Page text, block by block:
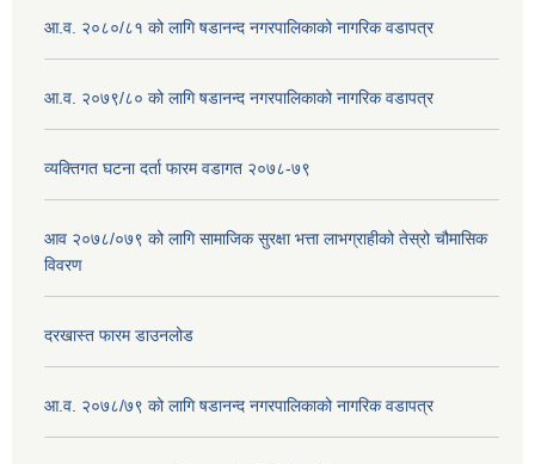
आ.व. २०८०/८१ को लागि षडानन्द नगरपालिकाको नागरिक वडापत्र
आ.व. २०७९/८० को लागि षडानन्द नगरपालिकाको नागरिक वडापत्र
व्यक्तिगत घटना दर्ता फारम वडागत २०७८-७९
आव २०७८/०७९ को लागि सामाजिक सुरक्षा भत्ता लाभग्राहीको तेस्रो चौमासिक
विवरण
दरखास्त फारम डाउनलोड
आ.व. २०७८/७९ को लागि षडानन्द नगरपालिकाको नागरिक वडापत्र